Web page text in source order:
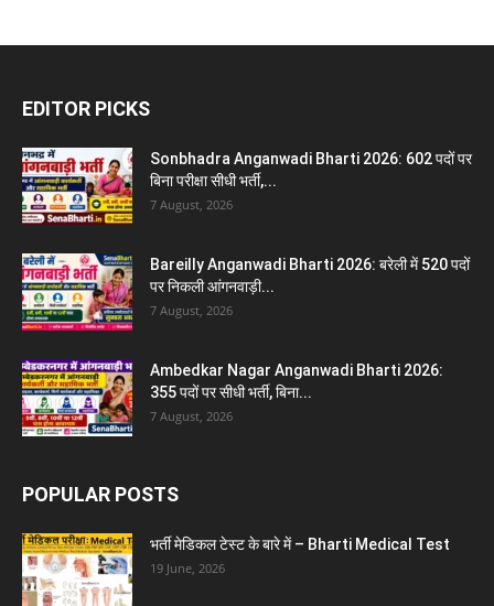
EDITOR PICKS
Sonbhadra Anganwadi Bharti 2026: 602 पदों पर
बिना परीक्षा सीधी भर्ती,...
7 August, 2026
Bareilly Anganwadi Bharti 2026: बरेली में 520 पदों
पर निकली आंगनवाड़ी...
7 August, 2026
Ambedkar Nagar Anganwadi Bharti 2026:
355 पदों पर सीधी भर्ती, बिना...
7 August, 2026
POPULAR POSTS
भर्ती मेडिकल टेस्ट के बारे में – Bharti Medical Test
19 June, 2026